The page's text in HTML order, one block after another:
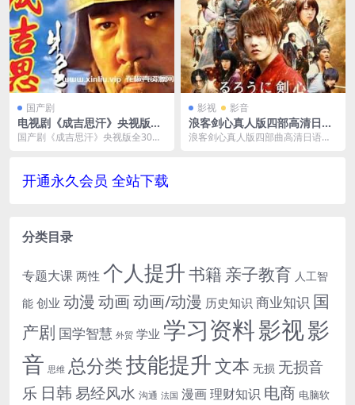
国产剧
电视剧《成吉思汗》央视版全
30集国语无水印[MKV/24.05G
国产剧《成吉思汗》央视版全30集
影视 影音
浪客剑心真人版四部高清日语
中字日本电影合集[MKV/MP
浪客剑心真人版四部曲高清日语中
开通永久会员 全站下载
分类目录
专题大课 两性 个人提升书籍 亲子教育 人工智
能 创业 动漫 动画动画/动漫 历史知识 商业知识 国
产剧 国学智慧 外贸 学业 学习资料影视影
音 思维 总分类技能提升文本 无损 无损音
乐 日韩易经风水 沟通 法国 漫画理财知识 电商 电脑软